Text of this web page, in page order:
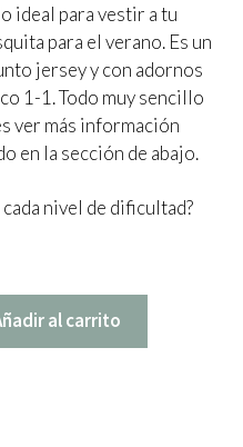
ideal para vestir a tu
para el verano. Es un
jersey y con adornos
1-1. Todo muy sencillo
ver más información
en la sección de abajo.
nivel de dificultad?
al carrito